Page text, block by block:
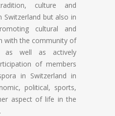
culture and
Switzerland but also in
cultural and
with the community of
as well as actively
of members
in Switzerland in
political, sports,
aspect of life in the